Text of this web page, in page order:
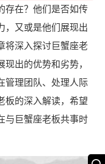
存在？他们是否如传
，又或是他们展现出
将深入探讨巨蟹座老
出的优势和劣势，
管理团队、处理人际
板的深入解读，希望
与巨蟹座老板共事时